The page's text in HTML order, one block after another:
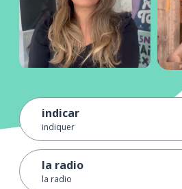
indicar
indiquer
la radio
la radio